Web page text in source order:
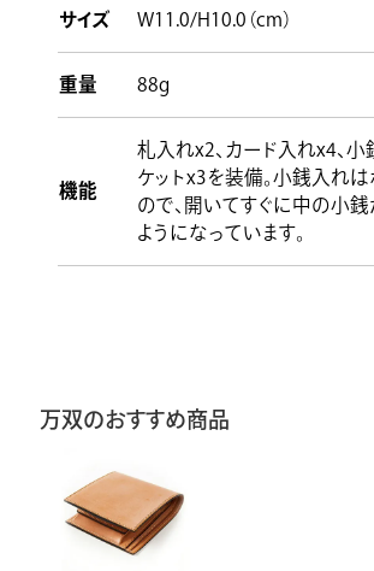
サイズ W11.0/H10.0（cm）
重量 88g
機能
札入れx2、カード入れx4、小
ケットx3を装備。小銭入れ
ので、開いてすぐに中の小
ようになっています。
万双のおすすめ商品